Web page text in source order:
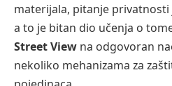
materijala, pitanje privatnosti
a to je bitan dio učenja o
Street View na odgovoran
nekoliko mehanizama za